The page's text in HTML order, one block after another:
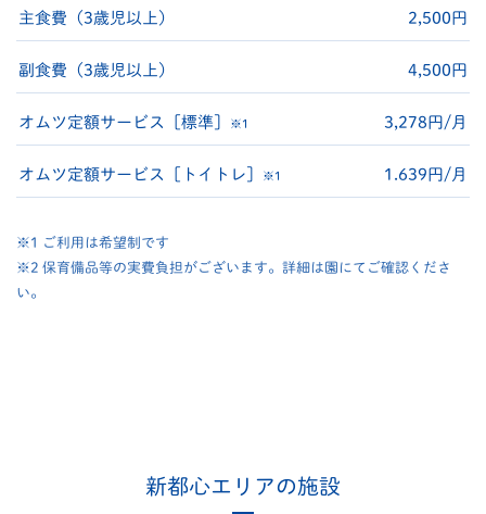
主食費（3歳児以上） 2,500円
副食費（3歳児以上） 4,500円
オムツ定額サービス［標準］ ※1 3,278円/月
オムツ定額サービス［トイトレ］ ※1 1.639円/月
※1 ご利用は希望制です
※2 保育備品等の実費負担がございます。詳細は園にてご確認くださ
い。
新都心エリアの施設